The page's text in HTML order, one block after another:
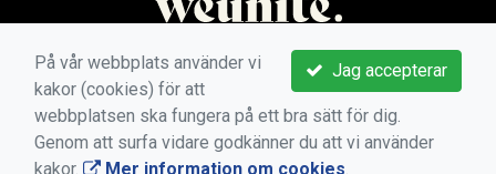
Jag accepterar
På vår webbplats använder vi
kakor (cookies) för att
webbplatsen ska fungera på ett bra sätt för dig.
Genom att surfa vidare godkänner du att vi använder
kakor.
Mer information om cookies